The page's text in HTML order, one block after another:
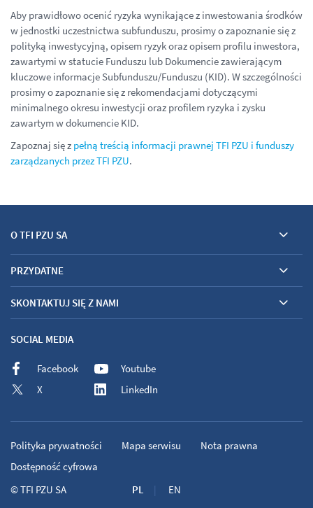
Aby prawidłowo ocenić ryzyka wynikające z inwestowania środków
w jednostki uczestnictwa subfunduszu, prosimy o zapoznanie się z
polityką inwestycyjną, opisem ryzyk oraz opisem profilu inwestora,
zawartymi w statucie Funduszu lub Dokumencie zawierającym
kluczowe informacje Subfunduszu/Funduszu (KID). W szczególności
prosimy o zapoznanie się z rekomendacjami dotyczącymi
minimalnego okresu inwestycji oraz profilem ryzyka i zysku
zawartym w dokumencie KID.
Zapoznaj się z pełną treścią informacji prawnej TFI PZU i funduszy
zarządzanych przez TFI PZU.
O TFI PZU SA
PRZYDATNE
SKONTAKTUJ SIĘ Z NAMI
SOCIAL MEDIA
Facebook
X
Youtube
LinkedIn
PL EN
Polityka prywatności Mapa serwisu
Nota prawna
Dostępność cyfrowa
©TFI PZU SA